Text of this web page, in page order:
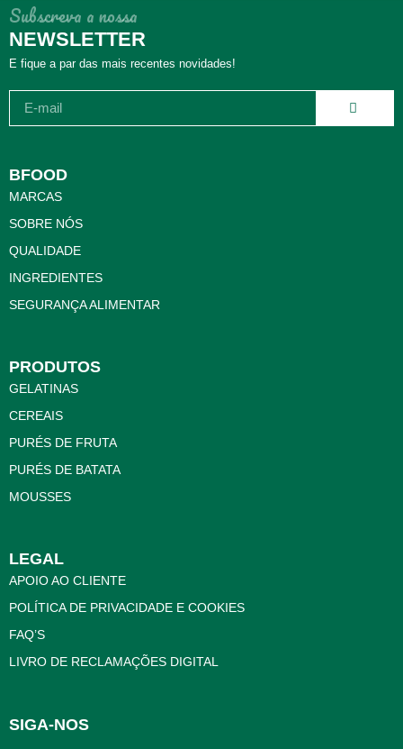
Subscreva a nossa
NEWSLETTER
E fique a par das mais recentes novidades!
BFOOD
MARCAS
SOBRE NÓS
QUALIDADE
INGREDIENTES
SEGURANÇA ALIMENTAR
PRODUTOS
GELATINAS
CEREAIS
PURÉS DE FRUTA
PURÉS DE BATATA
MOUSSES
LEGAL
APOIO AO CLIENTE
POLÍTICA DE PRIVACIDADE E COOKIES
FAQ’S
LIVRO DE RECLAMAÇÕES DIGITAL
SIGA-NOS